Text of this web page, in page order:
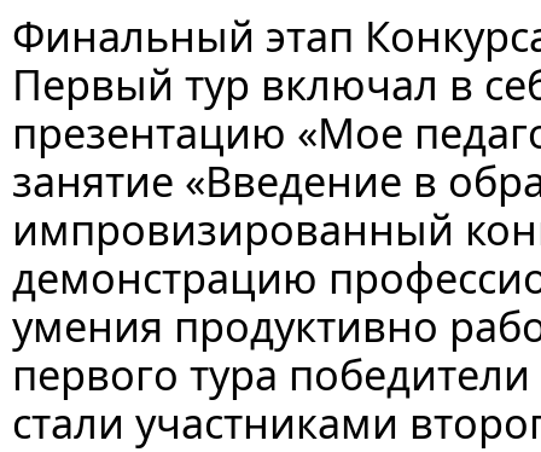
Финальный этап
Первый тур включал в
презентацию «Мое
занятие «Введение в
импровизированный
демонстрацию
умения продуктивно
первого тура
стали участниками